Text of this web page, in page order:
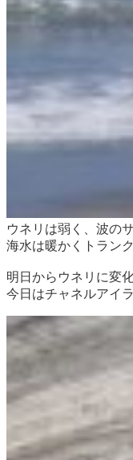
ウネリは弱く、波の
海水は暖かくトラン
明日からウネリに変
今日はチャネルアイ